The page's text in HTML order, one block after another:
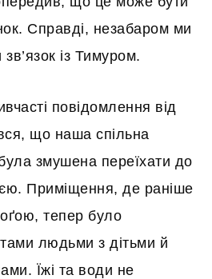
Справді, незабаром ми
із Тимуром.
повідомлення від
що наша спільна
змушена переїхати до
Приміщення, де раніше
тепер було
людьми з дітьми й
Їжі та води не